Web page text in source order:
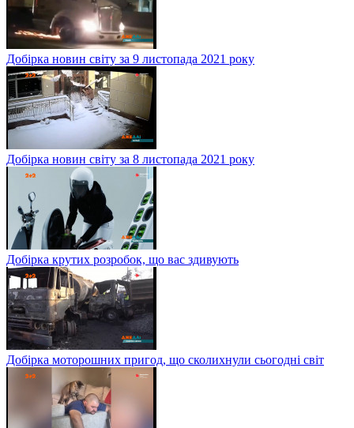
Добірка новин світу за 9 листопада 2021 року
Добірка новин світу за 8 листопада 2021 року
Добірка крутих розробок, що вас здивують
Добірка моторошних пригод, що сколихнули сьогодні світ